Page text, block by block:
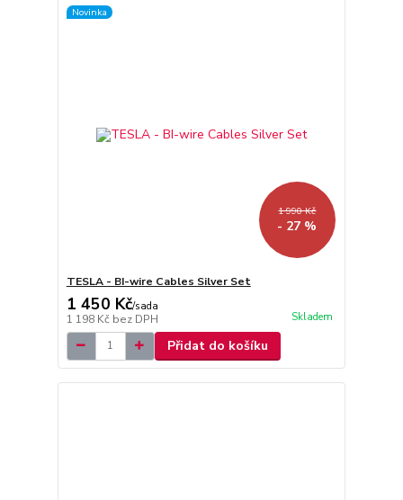
Novinka
1 990 Kč
- 27 %
TESLA - BI-wire Cables Silver Set
1 450 Kč/sada
1 198 Kč bez DPH Skladem
Přidat do košíku